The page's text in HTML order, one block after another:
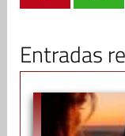
Entradas